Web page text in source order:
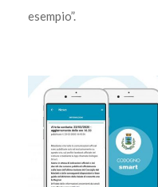
esempio”.